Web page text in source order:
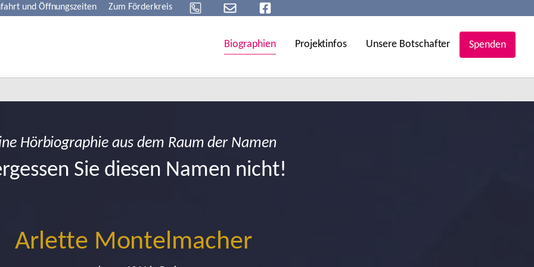
und Öffnungszeiten Zum Förderkreis
Biographien Projektinfos Unsere Botschafter Spenden
Hörbiographie aus dem Raum der Namen
Sie diesen Namen nicht!
Arlette Montelmacher